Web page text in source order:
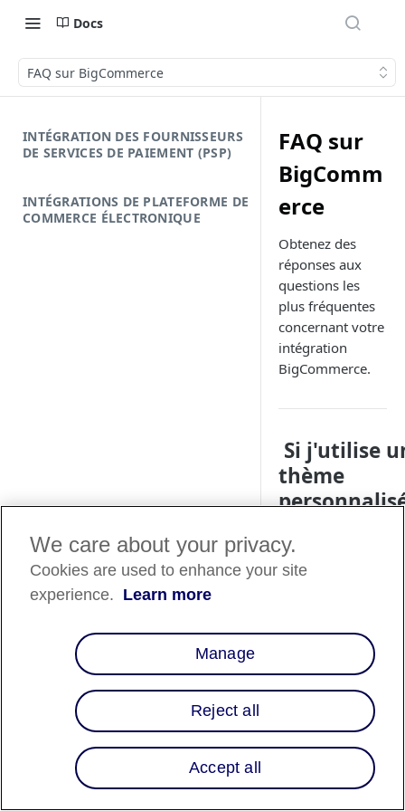
Docs
FAQ sur BigCommerce
INTÉGRATION DES FOURNISSEURS
DE SERVICES DE PAIEMENT (PSP)
INTÉGRATIONS DE PLATEFORME DE
COMMERCE ÉLECTRONIQUE
FAQ sur
BigComm
erce
Obtenez des
réponses aux
questions les
plus fréquentes
concernant votre
intégration
BigCommerce.
Si j'utilise
thème
trouver l'ID
sélecteur
de la page
produit et
personnalisés, nous
avons besoin d'un
We care about your privacy.
Cookies are used to enhance your site
experience. Learn more
Manage
Reject all
Accept all